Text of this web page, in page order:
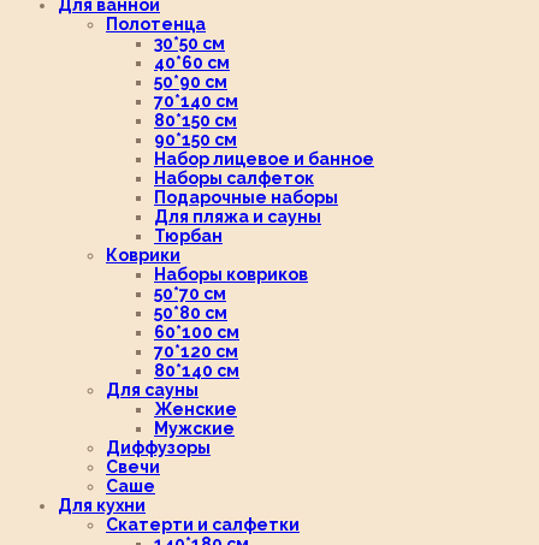
Для ванной
Полотенца
30*50 см
40*60 см
50*90 см
70*140 см
80*150 см
90*150 см
Набор лицевое и банное
Наборы салфеток
Подарочные наборы
Для пляжа и сауны
Тюрбан
Коврики
Наборы ковриков
50*70 см
50*80 см
60*100 см
70*120 см
80*140 см
Для сауны
Женские
Мужские
Диффузоры
Свечи
Саше
Для кухни
Скатерти и салфетки